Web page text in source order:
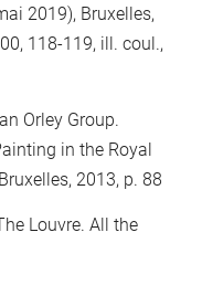
2019), Bruxelles,
118-119, ill. coul.,
Orley Group.
in the Royal
2013, p. 88
Louvre. All the